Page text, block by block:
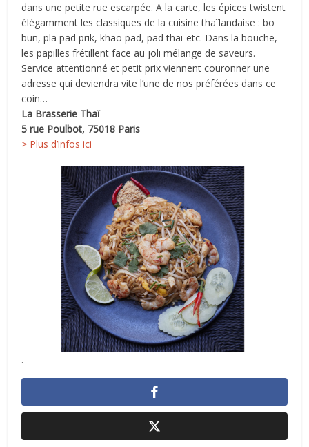
dans une petite rue escarpée. A la carte, les épices twistent
élégamment les classiques de la cuisine thaïlandaise : bo
bun, pla pad prik, khao pad, pad thaï etc. Dans la bouche,
les papilles frétillent face au joli mélange de saveurs.
Service attentionné et petit prix viennent couronner une
adresse qui deviendra vite l’une de nos préférées dans ce
coin…
La Brasserie Thaï
5 rue Poulbot, 75018 Paris
> Plus d’infos ici
.